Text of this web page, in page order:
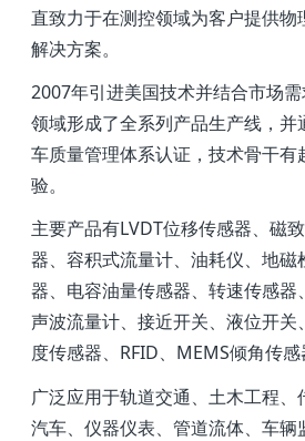
直致力于在测控领域为客户提供
解决方案。
2007年引进美国技术并结合市场
领域形成了全系列产品生产线，并
车质量管理体系认证，技术骨干有
验。
主要产品有LVDT位移传感器、磁
器、容积式流量计、油耗仪、地磁
器、电容油量传感器、转速传感器
声波流量计、接近开关、液位开关
度传感器、RFID、MEMS倾角传感
广泛应用于轨道交通、土木工程
汽车、仪器仪表、管道流体、车